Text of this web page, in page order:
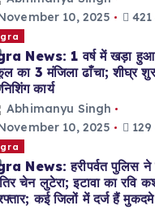
10, 2025
News: 1 वर्ष में खड़ा
का 3 मंजिला ढाँचा; शीघ्र
कार्य
Abhimanyu Singh
10, 2025
News: हरीपर्वत पुलिस ने
चेन लुटेरा; इटावा का रवि
कई जिलों में दर्ज हैं मुकदमे